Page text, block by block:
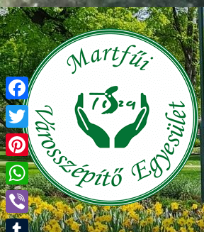
Facebook
Twitter
Pinterest
WhatsApp
Viber